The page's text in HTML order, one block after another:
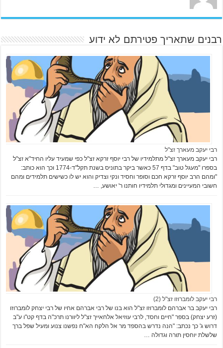
רבנים שתאריך פטירתם לא ידוע
רבי יעקב מעארך זצ"ל
רבי יעקב מעארך זצ"ל מתלמידיו של רבי יוסף זרקא זצ"ל כפי שמעיד עליו החיד"א זצ"ל
בספרו "מעגל טוב" בדף 57 כאשר ביקר בתוניס בשנת תקל"ד-1774 וכך הוא כותב:
"ומהם הרב יוסף זרקא חכם וסופר וחסיד ונקי וצדיק והוא יש לו כשישים תלמידים ומהם
חשובי המעיינים ומגדולי תלמידיו חותנו ר' יאושע, …
רבי יעקב לומברוזו זצ"ל (2)
רבי יעקב בר אברהם לומברוזו זצ"ל הוא בנו של רבי אברהם אחיו של רבי יצחק לומברוזו
(זרע יצחק) בספר "חיים וחסד, לרבי עוזיאל אלחאייך זצ"ל ליוורנו תרכ"ה בדף קט"ו ע"ב
דרוש ג' כך נכתב: "הנה נדרש בהספד מר אל הלקח הא"ח נפשנו צנוע ומעיל שפל ברך
שלשלת יוחסין תורה וגדולה …